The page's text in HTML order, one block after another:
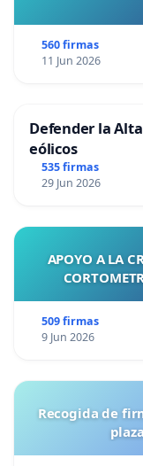
560 firmas
11 Jun 2026
Defender la
eólicos
535 firmas
29 Jun 2026
APOYO A LA
509 firmas
9 Jun 2026
Recogida de